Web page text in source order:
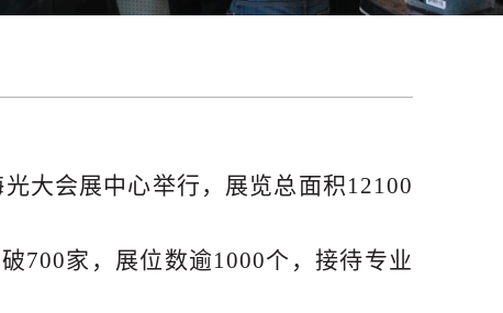
大会展中心举行 ， 展览总面积12100
700家，展位数逾1000个，接待专业